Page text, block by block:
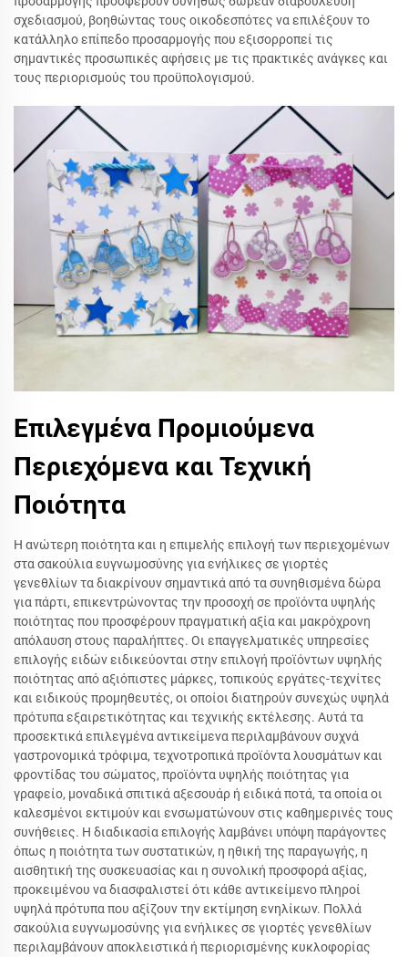
σχεδιασμού, βοηθώντας τους οικοδεσπότες να επιλέξουν το
κατάλληλο επίπεδο προσαρμογής που εξισορροπεί τις
σημαντικές προσωπικές αφήσεις με τις πρακτικές ανάγκες και
τους περιορισμούς του προϋπολογισμού.
Επιλεγμένα Προμιούμενα
Περιεχόμενα και Τεχνική
Ποιότητα
Η ανώτερη ποιότητα και η επιμελής επιλογή των περιεχομένων
στα σακούλια ευγνωμοσύνης για ενήλικες σε γιορτές
γενεθλίων τα διακρίνουν σημαντικά από τα συνηθισμένα δώρα
για πάρτι, επικεντρώνοντας την προσοχή σε προϊόντα υψηλής
ποιότητας που προσφέρουν πραγματική αξία και μακρόχρονη
απόλαυση στους παραλήπτες. Οι επαγγελματικές υπηρεσίες
επιλογής ειδών ειδικεύονται στην επιλογή προϊόντων υψηλής
ποιότητας από αξιόπιστες μάρκες, τοπικούς εργάτες-τεχνίτες
και ειδικούς προμηθευτές, οι οποίοι διατηρούν συνεχώς υψηλά
πρότυπα εξαιρετικότητας και τεχνικής εκτέλεσης. Αυτά τα
προσεκτικά επιλεγμένα αντικείμενα περιλαμβάνουν συχνά
γαστρονομικά τρόφιμα, τεχνοτροπικά προϊόντα λουσμάτων και
φροντίδας του σώματος, προϊόντα υψηλής ποιότητας για
γραφείο, μοναδικά σπιτικά αξεσουάρ ή ειδικά ποτά, τα οποία οι
καλεσμένοι εκτιμούν και ενσωματώνουν στις καθημερινές τους
συνήθειες. Η διαδικασία επιλογής λαμβάνει υπόψη παράγοντες
όπως η ποιότητα των συστατικών, η ηθική της παραγωγής, η
αισθητική της συσκευασίας και η συνολική προσφορά αξίας,
προκειμένου να διασφαλιστεί ότι κάθε αντικείμενο πληροί
υψηλά πρότυπα που αξίζουν την εκτίμηση ενηλίκων. Πολλά
σακούλια ευγνωμοσύνης για ενήλικες σε γιορτές γενεθλίων
περιλαμβάνουν αποκλειστικά ή περιορισμένης κυκλοφορίας